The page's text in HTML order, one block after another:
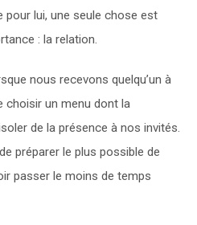
pour lui, une seule chose est
: la relation.
nous recevons quelqu’un à
choisir un menu dont la
de la présence à nos invités.
préparer le plus possible de
passer le moins de temps